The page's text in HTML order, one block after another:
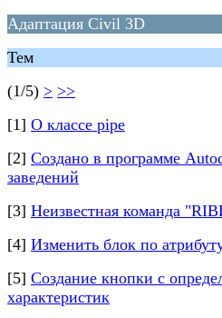
Адаптация Civil 3D
Тем
(1/5) > >>
[1] О классе pipe
[2] Создано в программе
заведений
[3] Неизвестная команда
[4] Изменить блок по
[5] Создание кнопки с
характеристик